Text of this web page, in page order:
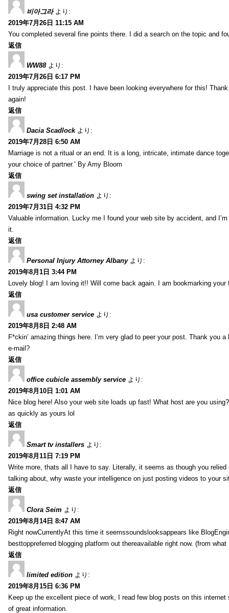
비아그라 より:
2019年7月26日 11:15 AM
You completed several fine points there. I did a search on the topic and
返信
WW88 より:
2019年7月26日 6:17 PM
I truly appreciate this post. I have been looking everywhere for this!
again!
返信
Dacia Scadlock より:
2019年7月28日 6:50 AM
Marriage is not a ritual or an end. It is a long, intricate, intimate dance
your choice of partner.’ By Amy Bloom
返信
swing set installation より:
2019年7月31日 4:32 PM
Valuable information. Lucky me I found your web site by accident, and
it.
返信
Personal Injury Attorney Albany より:
2019年8月1日 3:44 PM
Lovely blog! I am loving it!! Will come back again. I am bookmarking your
返信
usa customer service より:
2019年8月8日 2:48 AM
F*ckin’ amazing things here. I’m very glad to peer your post. Thank you
e-mail?
返信
office cubicle assembly service より:
2019年8月10日 1:01 AM
Nice blog here! Also your web site loads up fast! What host are you
as quickly as yours lol
返信
Smart tv installers より:
2019年8月11日 7:19 PM
Write more, thats all I have to say. Literally, it seems as though you
talking about, why waste your intelligence on just posting videos to your
返信
Clora Seim より:
2019年8月14日 8:47 AM
Right nowCurrentlyAt this time it seemssoundslooksappears like
besttoppreferred blogging platform out thereavailable right now. (from
返信
limited edition より:
2019年8月15日 6:36 PM
Keep up the excellent piece of work, I read few blog posts on this
of great information.